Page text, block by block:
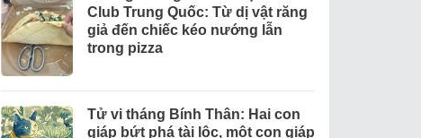
Club Trung Quốc: Từ dị vật răng
giả đến chiếc kéo nướng lẫn
trong pizza
Tử vi tháng Bính Thân: Hai con
giáp bứt phá tài lộc, một con giáp